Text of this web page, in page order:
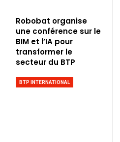
Robobat organise
une conférence sur le
BIM et l’IA pour
transformer le
secteur du BTP
BTP INTERNATIONAL